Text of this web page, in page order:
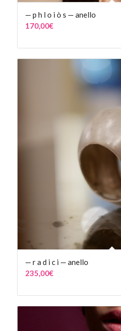
— p h l o i ò s — anello
170,00€
— r a d i c i — anello
235,00€